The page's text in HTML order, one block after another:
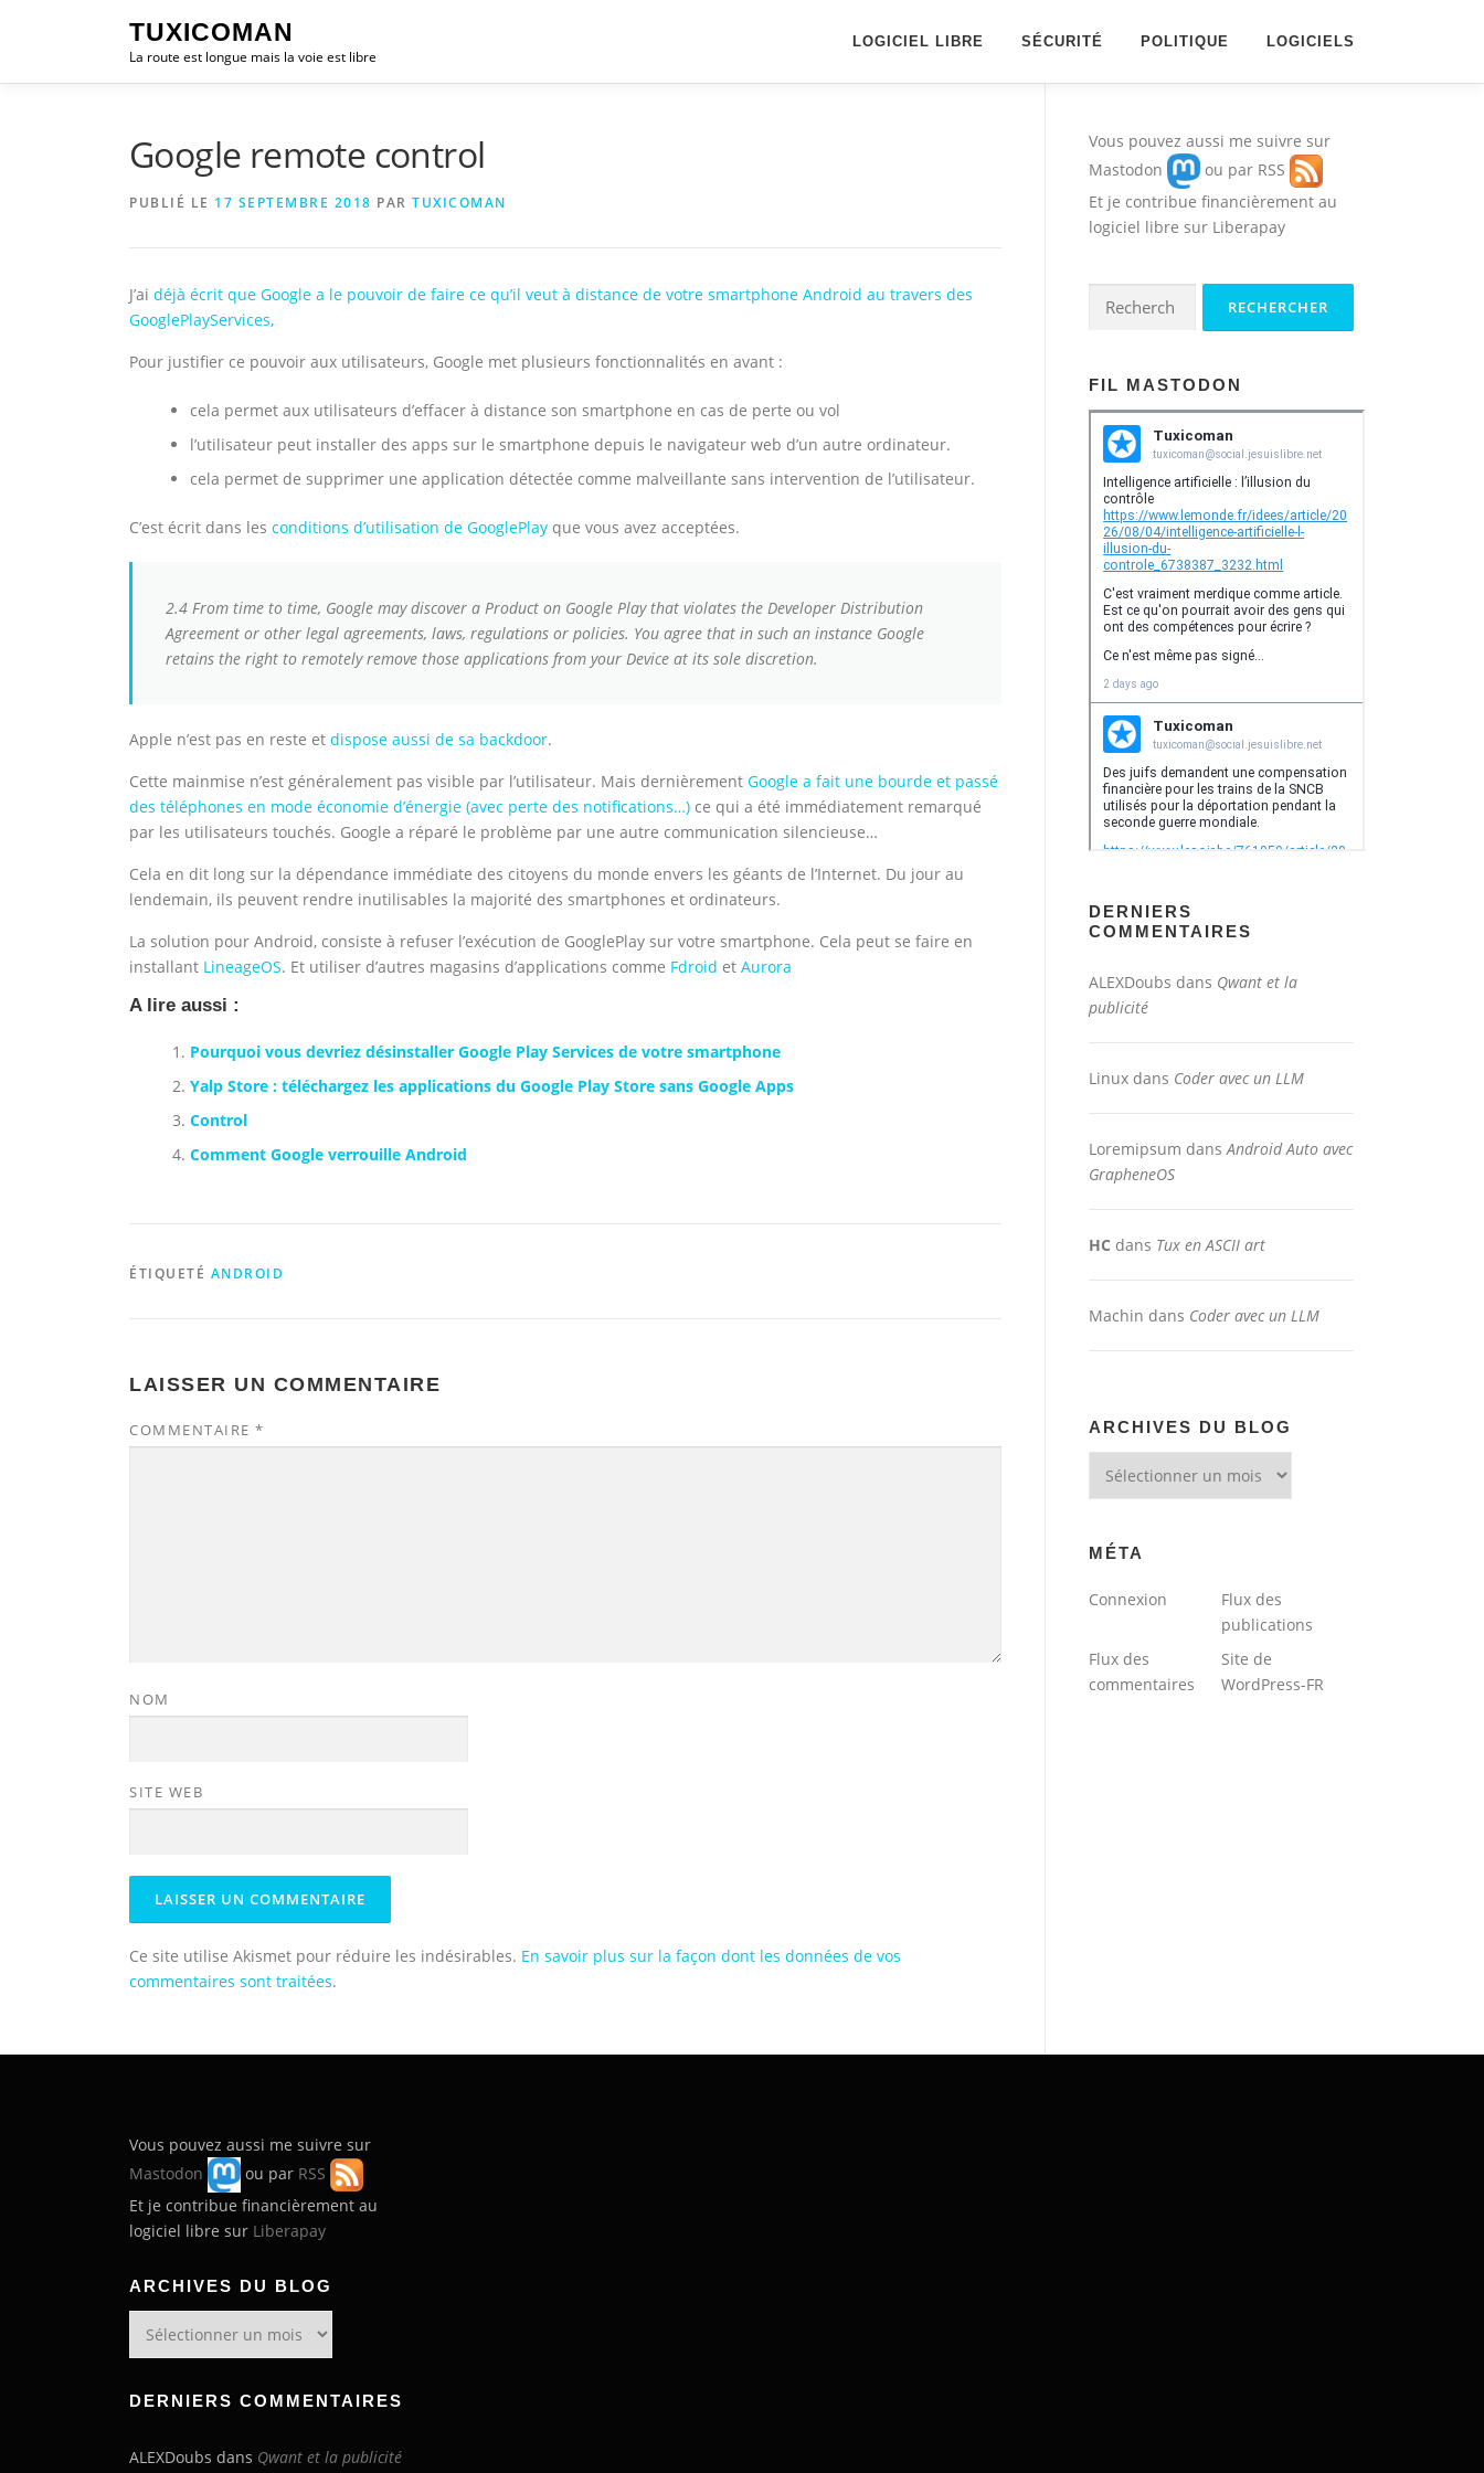
TUXICOMAN
La route est longue mais la voie est libre
LOGICIEL LIBRE SÉCURITÉ POLITIQUE LOGICIELS
Google remote control
PUBLIÉ LE 17 SEPTEMBRE 2018 PAR TUXICOMAN
J’ai déjà écrit que Google a le pouvoir de faire ce qu’il veut à distance de votre smartphone Android au travers des
GooglePlayServices,
Pour justifier ce pouvoir aux utilisateurs, Google met plusieurs fonctionnalités en avant :
cela permet aux utilisateurs d’effacer à distance son smartphone en cas de perte ou vol
l’utilisateur peut installer des apps sur le smartphone depuis le navigateur web d’un autre ordinateur.
cela permet de supprimer une application détectée comme malveillante sans intervention de l’utilisateur.
C’est écrit dans les conditions d’utilisation de GooglePlay que vous avez acceptées.
2.4 From time to time, Google may discover a Product on Google Play that violates the Developer Distribution
Agreement or other legal agreements, laws, regulations or policies. You agree that in such an instance Google
retains the right to remotely remove those applications from your Device at its sole discretion.
Apple n’est pas en reste et dispose aussi de sa backdoor.
Cette mainmise n’est généralement pas visible par l’utilisateur. Mais dernièrement Google a fait une bourde et passé
des téléphones en mode économie d’énergie (avec perte des notifications…) ce qui a été immédiatement remarqué
par les utilisateurs touchés. Google a réparé le problème par une autre communication silencieuse…
Cela en dit long sur la dépendance immédiate des citoyens du monde envers les géants de l’Internet. Du jour au
lendemain, ils peuvent rendre inutilisables la majorité des smartphones et ordinateurs.
La solution pour Android, consiste à refuser l’exécution de GooglePlay sur votre smartphone. Cela peut se faire en
installant LineageOS. Et utiliser d’autres magasins d’applications comme Fdroid et Aurora
A lire aussi :
Pourquoi vous devriez désinstaller Google Play Services de votre smartphone
Yalp Store : téléchargez les applications du Google Play Store sans Google Apps
Control
Comment Google verrouille Android
ÉTIQUETÉ ANDROID
LAISSER UN COMMENTAIRE
COMMENTAIRE *
NOM
SITE WEB
Ce site utilise Akismet pour réduire les indésirables. En savoir plus sur la façon dont les données de vos
commentaires sont traitées.
Vous pouvez aussi me suivre sur
Mastodon
ou par RSS
Et je contribue financièrement au
logiciel libre sur Liberapay
Rechercher :
FIL MASTODON
DERNIERS
COMMENTAIRES
ALEXDoubs dans Qwant et la
publicité
Linux dans Coder avec un LLM
Loremipsum dansAndroid Auto avec
GrapheneOS
HC dans Tux en ASCII art
Machin dans Coder avec un LLM
ARCHIVES DU BLOG
du
MÉTA
Connexion
Flux des
publications
Flux des
commentaires
Site de
WordPress-FR
Vous pouvez aussi me suivre sur
Mastodon
ou par RSS
Et je contribue financièrement au
logiciel libre sur Liberapay
ARCHIVES DU BLOG
du
DERNIERS COMMENTAIRES
ALEXDoubs dans Qwant et la publicité